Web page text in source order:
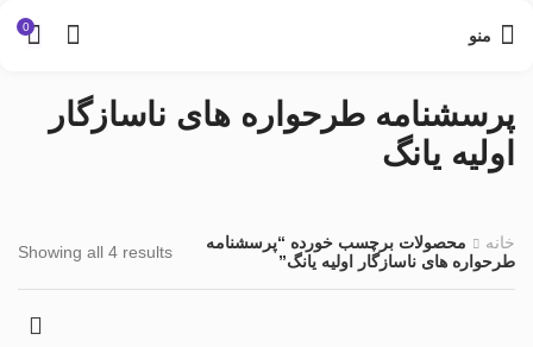
منو 0
پرسشنامه طرحواره های ناسازگار
اولیه یانگ
خانه
محصولات برچسب خورده “پرسشنامه
طرحواره های ناسازگار اولیه یانگ”
Showing all 4 results